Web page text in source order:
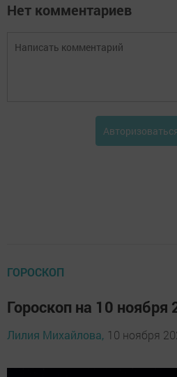
Нет комментариев
ГОРОСКОП
Гороскоп на 10 ноября
Лилия Михайлова, 10 ноября